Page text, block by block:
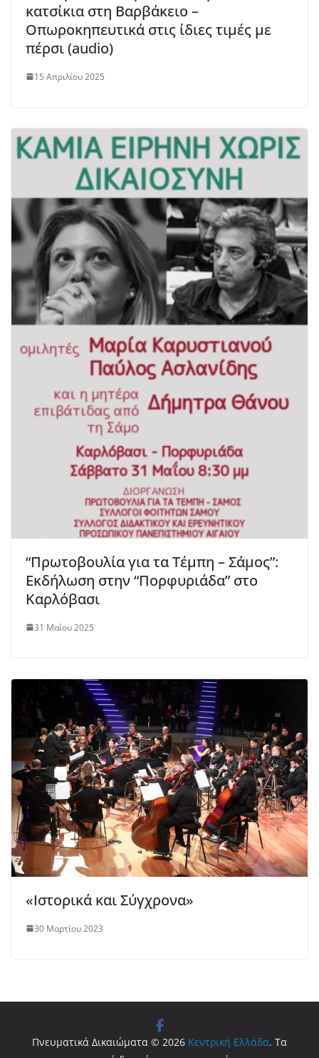
κατσίκια στη Βαρβάκειο –
Οπωροκηπευτικά στις ίδιες τιμές με
πέρσι (audio)
15 Απριλίου 2025
“Πρωτοβουλία για τα Τέμπη – Σάμος”:
Εκδήλωση στην “Πορφυριάδα” στο
Καρλόβασι
31 Μαΐου 2025
«Ιστορικά και Σύγχρονα»
30 Μαρτίου 2023
Πνευματικά Δικαιώματα © 2026 Κεντρική Ελλάδα. Τα